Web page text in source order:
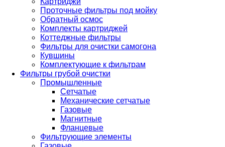
Проточные фильтры под мойку
Обратный осмос
Комплекты картриджей
Коттеджные фильтры
Фильтры для очистки самогона
Кувшины
Комплектующие к фильтрам
Фильтры грубой очистки
Промышленные
Сетчатые
Механические сетчатые
Газовые
Магнитные
Фланцевые
Фильтрующие элементы